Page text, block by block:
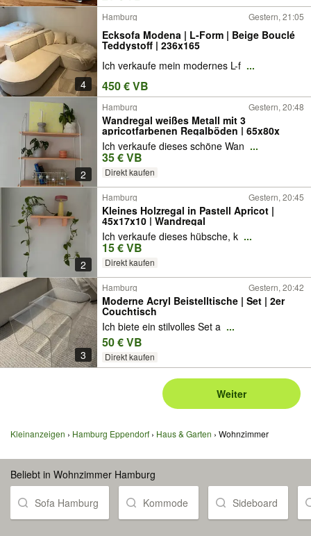
4
Hamburg Gestern, 21:05
Ecksofa Modena | L-Form | Beige Bouclé
Teddystoff | 236x165
Ich verkaufe mein modernes L-f ...
450 € VB
2
Hamburg Gestern, 20:48
Wandregal weißes Metall mit 3
apricotfarbenen Regalböden | 65x80x
Ich verkaufe dieses schöne Wan ...
35 € VB
Direkt kaufen
2
Hamburg Gestern, 20:45
Kleines Holzregal in Pastell Apricot |
45x17x10 | Wandregal
Ich verkaufe dieses hübsche, k ...
15 € VB
Direkt kaufen
3
Hamburg Gestern, 20:42
Moderne Acryl Beistelltische | Set | 2er
Couchtisch
Ich biete ein stilvolles Set a ...
50 € VB
Direkt kaufen
Weiter
Kleinanzeigen Hamburg Eppendorf Haus & Garten Wohnzimmer
Beliebt in Wohnzimmer Hamburg
Sofa Hamburg Kommode Sideboard